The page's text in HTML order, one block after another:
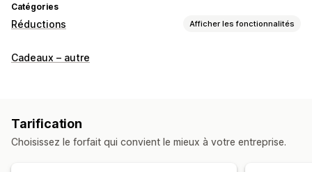
Catégories
Réductions Afficher les fonctionnalités
Types de réductions
Réductions sur le panier
Cadeaux
Récompenses Réductions de ventes incitatives
Cadeaux – autre
Tarification
Choisissez le forfait qui convient le mieux à votre entreprise.